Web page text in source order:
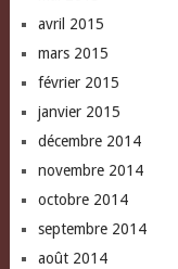
avril 2015
mars 2015
février 2015
janvier 2015
décembre 2014
novembre 2014
octobre 2014
septembre 2014
août 2014